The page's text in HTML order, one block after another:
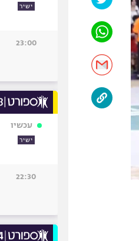
ישיר
23:00
עכשיו
ישיר
22:30